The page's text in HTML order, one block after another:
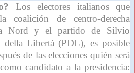
Los electores italianos que
coalición de centro-derecha
Nord y el partido de Silvio
Libertá (PDL), es posible
de las elecciones quién será
candidato a la presidencia: